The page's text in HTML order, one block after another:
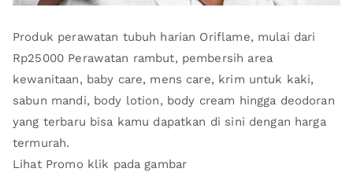
Produk perawatan tubuh harian Oriflame, mulai dari
Rp25000 Perawatan rambut, pembersih area
kewanitaan, baby care, mens care, krim untuk kaki,
sabun mandi, body lotion, body cream hingga deodoran
yang terbaru bisa kamu dapatkan di sini dengan harga
termurah.
Lihat Promo klik pada gambar